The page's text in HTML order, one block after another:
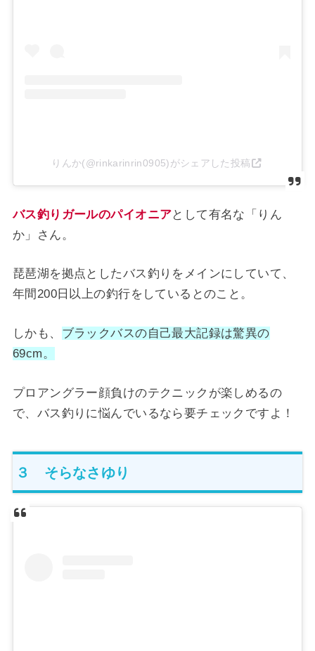
りんか(@rinkarinrin0905)がシェアした投稿
バス釣りガールのパイオニアとして有名な「りん
か」さん。
琵琶湖を拠点としたバス釣りをメインにしていて、
年間200日以上の釣行をしているとのこと。
しかも、 ブラックバスの自己最大記録は驚異の
69cm。
プロアングラー顔負けのテクニックが楽しめるの
で、バス釣りに悩んでいるなら要チェックですよ！
３ そらなさゆり